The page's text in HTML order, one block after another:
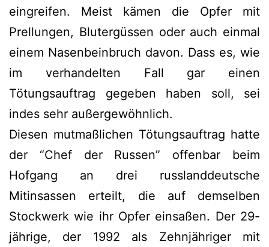
eingreifen. Meist kämen die Opfer mit
Prellungen, Blutergüssen oder auch einmal
einem Nasenbeinbruch davon. Dass es, wie
im verhandelten Fall gar einen
Tötungsauftrag gegeben haben soll, sei
indes sehr außergewöhnlich.
Diesen mutmaßlichen Tötungsauftrag hatte
der “Chef der Russen” offenbar beim
Hofgang an drei russlanddeutsche
Mitinsassen erteilt, die auf demselben
Stockwerk wie ihr Opfer einsaßen. Der 29-
jährige, der 1992 als Zehnjähriger mit